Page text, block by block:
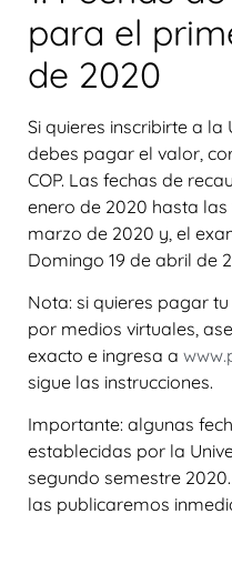
para el
de 2020
Si quieres inscribirte a la
debes pagar el valor,
COP. Las fechas de
enero de 2020 hasta las
marzo de 2020 y, el
Domingo 19 de abril de
Nota: si quieres pagar
por medios virtuales,
exacto e ingresa a
sigue las instrucciones.
Importante: algunas
establecidas por la
segundo semestre
las publicaremos